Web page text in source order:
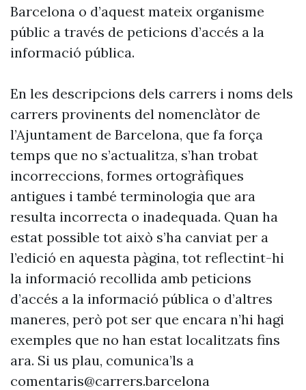
Barcelona o d’aquest mateix organisme
públic a través de peticions d’accés a la
informació pública.
En les descripcions dels carrers i noms dels
carrers provinents del nomenclàtor de
l’Ajuntament de Barcelona, que fa força
temps que no s’actualitza, s’han trobat
incorreccions, formes ortogràfiques
antigues i també terminologia que ara
resulta incorrecta o inadequada. Quan ha
estat possible tot això s’ha canviat per a
l’edició en aquesta pàgina, tot reflectint-hi
la informació recollida amb peticions
d’accés a la informació pública o d’altres
maneres, però pot ser que encara n’hi hagi
exemples que no han estat localitzats fins
ara. Si us plau, comunica’ls a
comentaris@carrers.barcelona